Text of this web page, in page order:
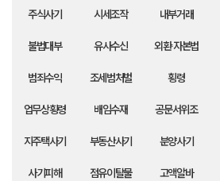
주식사기 시세조작 내부거래
불법대부 유사수신 외환·자본법
범죄수익 조세범처벌 횡령
업무상횡령 배임수재 공문서위조
지주택사기 부동산사기 분양사기
사기피해 점유이탈물 고액알바